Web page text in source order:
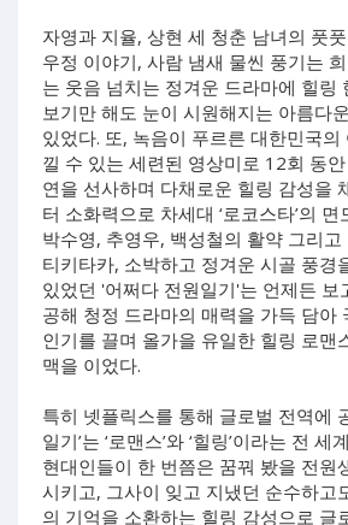
자영과 지율, 상현 세 청춘 남녀의 풋
우정 이야기, 사람 냄새 물씬 풍기는
는 웃음 넘치는 정겨운 드라마에 힐링
보기만 해도 눈이 시원해지는 아름다
있었다. 또, 녹음이 푸르른 대한민국의
낄 수 있는 세련된 영상미로 12회 동
연을 선사하며 다채로운 힐링 감성을
터 소화력으로 차세대 ‘로코스타’의
박수영, 추영우, 백성철의 활약 그리
티키타카, 소박하고 정겨운 시골 풍경
있었던 '어쩌다 전원일기'는 언제든 보
공해 청정 드라마의 매력을 가득 담아
인기를 끌며 올가을 유일한 힐링 로맨
맥을 이었다.
특히 넷플릭스를 통해 글로벌 전역에
일기’는 ‘로맨스’와 ‘힐링’이라는 전
현대인들이 한 번쯤은 꿈꿔 봤을 전원
시키고, 그사이 잊고 지냈던 순수하고
의 기억을 소환하는 힐링 감성으로 글